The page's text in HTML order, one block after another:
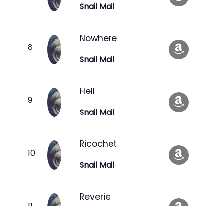
Snail Mail
Nowhere
Snail Mail
Hell
Snail Mail
Ricochet
Snail Mail
Reverie